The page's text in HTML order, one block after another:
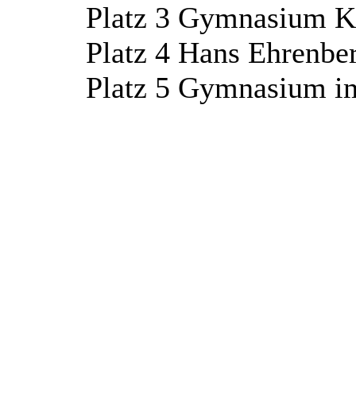
Platz 3 Gymnasium
Platz 4 Hans
Platz 5 Gymnasium